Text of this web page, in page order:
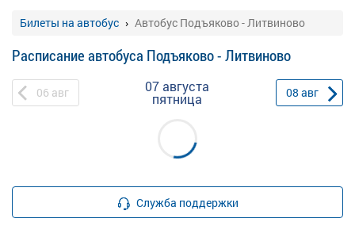
Билеты на автобус Автобус Подъяково - Литвиново
Расписание автобуса Подъяково - Литвиново
06 авг 07 августа
пятница 08 авг
Служба поддержки